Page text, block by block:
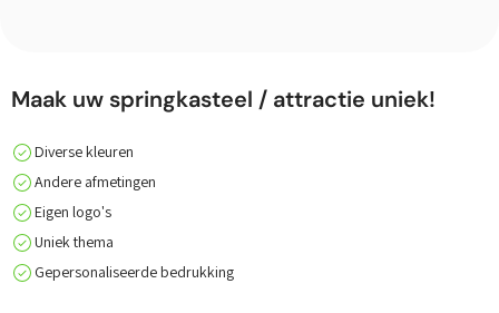
Maak uw springkasteel / attractie uniek!
Diverse kleuren
Andere afmetingen
Eigen logo's
Uniek thema
Gepersonaliseerde bedrukking